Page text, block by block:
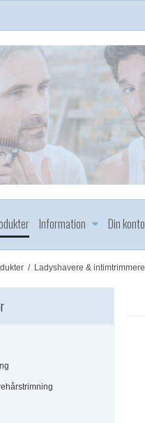
Information Din konto
/ Ladyshavere & intimtrimmere